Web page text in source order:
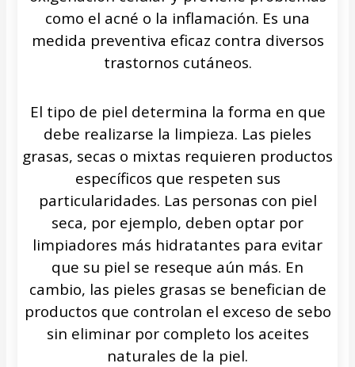
como el acné o la inflamación. Es una
medida preventiva eficaz contra diversos
trastornos cutáneos.
El tipo de piel determina la forma en que
debe realizarse la limpieza. Las pieles
grasas, secas o mixtas requieren productos
específicos que respeten sus
particularidades. Las personas con piel
seca, por ejemplo, deben optar por
limpiadores más hidratantes para evitar
que su piel se reseque aún más. En
cambio, las pieles grasas se benefician de
productos que controlan el exceso de sebo
sin eliminar por completo los aceites
naturales de la piel.